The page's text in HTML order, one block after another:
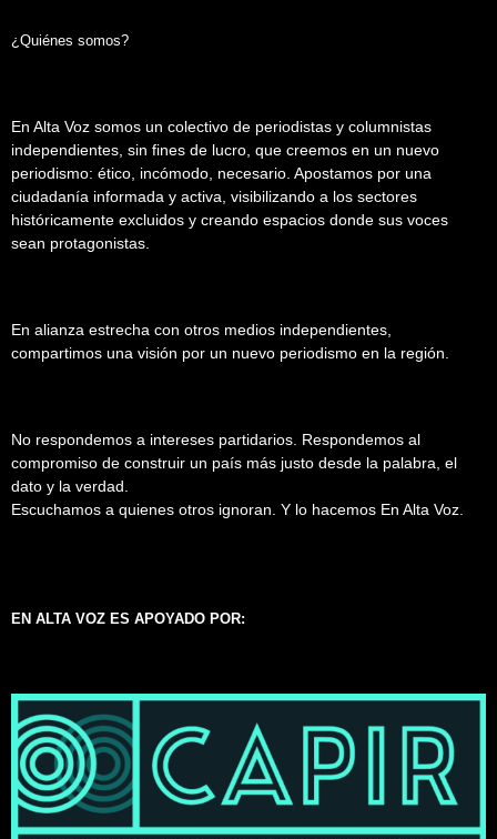
¿Quiénes somos?
En Alta Voz somos un colectivo de periodistas y columnistas
independientes, sin fines de lucro, que creemos en un nuevo
periodismo: ético, incómodo, necesario. Apostamos por una
ciudadanía informada y activa, visibilizando a los sectores
históricamente excluidos y creando espacios donde sus voces
sean protagonistas.
En alianza estrecha con otros medios independientes,
compartimos una visión por un nuevo periodismo en la región.
No respondemos a intereses partidarios. Respondemos al
compromiso de construir un país más justo desde la palabra, el
dato y la verdad.
Escuchamos a quienes otros ignoran. Y lo hacemos En Alta Voz.
EN ALTA VOZ ES APOYADO POR: